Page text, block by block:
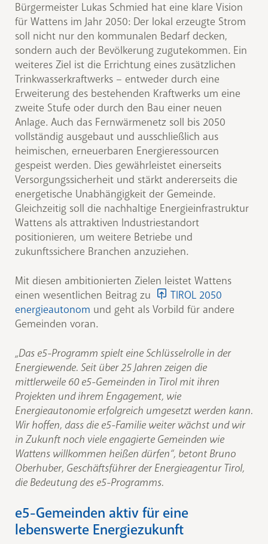
Bürgermeister Lukas Schmied hat eine klare Vision
für Wattens im Jahr 2050: Der lokal erzeugte Strom
soll nicht nur den kommunalen Bedarf decken,
sondern auch der Bevölkerung zugutekommen. Ein
weiteres Ziel ist die Errichtung eines zusätzlichen
Trinkwasserkraftwerks – entweder durch eine
Erweiterung des bestehenden Kraftwerks um eine
zweite Stufe oder durch den Bau einer neuen
Anlage. Auch das Fernwärmenetz soll bis 2050
vollständig ausgebaut und ausschließlich aus
heimischen, erneuerbaren Energieressourcen
gespeist werden. Dies gewährleistet einerseits
Versorgungssicherheit und stärkt andererseits die
energetische Unabhängigkeit der Gemeinde.
Gleichzeitig soll die nachhaltige Energieinfrastruktur
Wattens als attraktiven Industriestandort
positionieren, um weitere Betriebe und
zukunftssichere Branchen anzuziehen.
Mit diesen ambitionierten Zielen leistet Wattens
einen wesentlichen Beitrag zu
TIROL 2050
energieautonom und geht als Vorbild für andere
Gemeinden voran.
„Das e5-Programm spielt eine Schlüsselrolle in der
Energiewende. Seit über 25 Jahren zeigen die
mittlerweile 60 e5-Gemeinden in Tirol mit ihren
Projekten und ihrem Engagement, wie
Energieautonomie erfolgreich umgesetzt werden kann.
Wir hoffen, dass die e5-Familie weiter wächst und wir
in Zukunft noch viele engagierte Gemeinden wie
Wattens willkommen heißen dürfen“, betont Bruno
Oberhuber, Geschäftsführer der Energieagentur Tirol,
die Bedeutung des e5-Programms.
e5-Gemeinden aktiv für eine
lebenswerte Energiezukunft